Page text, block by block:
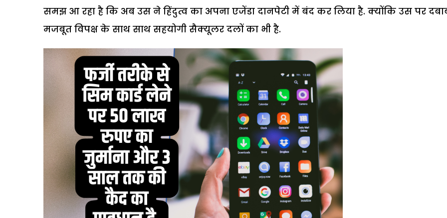
समझ आ रहा है कि अब उस ने हिंदुत्व का अपना एजेंडा दानपेटी में बंद कर लिया है. क्योंकि उस पर
मजबूत विपक्ष के साथ साथ सहयोगी सैक्यूलर दलों का भी है.